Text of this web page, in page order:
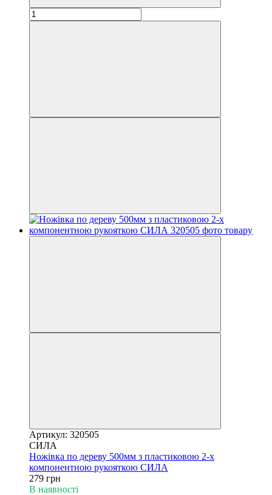
Артикул: 320505
СИЛА
Ножівка по дереву 500мм з пластиковою 2-х
компонентною рукояткою СИЛА
279 грн
В наявності